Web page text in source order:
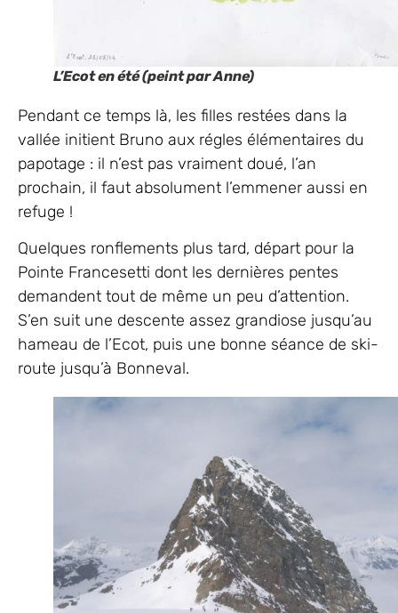
L’Ecot en été (peint par Anne)
Pendant ce temps là, les filles restées dans la
vallée initient Bruno aux régles élémentaires du
papotage : il n’est pas vraiment doué, l’an
prochain, il faut absolument l’emmener aussi en
refuge !
Quelques ronflements plus tard, départ pour la
Pointe Francesetti dont les dernières pentes
demandent tout de même un peu d’attention.
S’en suit une descente assez grandiose jusqu’au
hameau de l’Ecot, puis une bonne séance de ski-
route jusqu’à Bonneval.